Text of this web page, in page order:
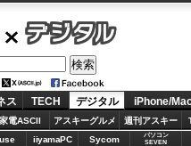
デジタル
ス TECH デジタル iPhone/
家電ASCII アスキーグルメ 週刊アスキー
iiyamaPC Sycom
パソコン
SEVEN